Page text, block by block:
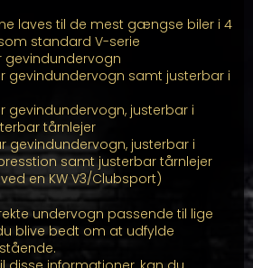
laves til de mest gængse biler i 4
standard V-serie
gevindundervogn
gevindundervogn samt justerbar i
gevindundervogn, justerbar i
tårnlejer
gevindundervogn, justerbar i
samt justerbar tårnlejer
en KW V3/Clubsport)
undervogn passende til lige
blive bedt om at udfylde